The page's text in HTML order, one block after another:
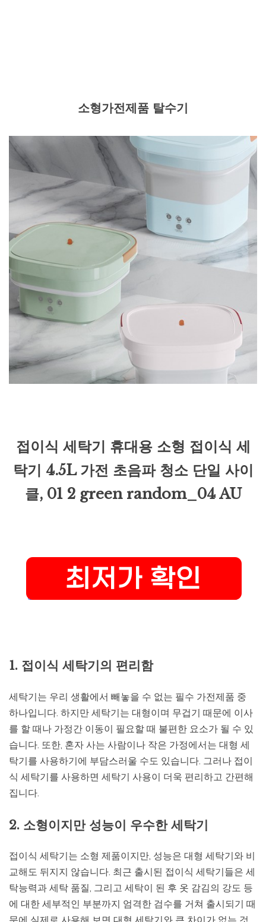
소형가전제품 탈수기
접이식 세탁기 휴대용 소형 접이식 세
탁기 4.5L 가전 초음파 청소 단일 사이
클, 01 2 green random_04 AU
1. 접이식 세탁기의 편리함
세탁기는 우리 생활에서 빼놓을 수 없는 필수 가전제품 중
하나입니다. 하지만 세탁기는 대형이며 무겁기 때문에 이사
를 할 때나 가정간 이동이 필요할 때 불편한 요소가 될 수 있
습니다. 또한, 혼자 사는 사람이나 작은 가정에서는 대형 세
탁기를 사용하기에 부담스러울 수도 있습니다. 그러나 접이
식 세탁기를 사용하면 세탁기 사용이 더욱 편리하고 간편해
집니다.
2. 소형이지만 성능이 우수한 세탁기
접이식 세탁기는 소형 제품이지만, 성능은 대형 세탁기와 비
교해도 뒤지지 않습니다. 최근 출시된 접이식 세탁기들은 세
탁능력과 세탁 품질, 그리고 세탁이 된 후 옷 감김의 강도 등
에 대한 세부적인 부분까지 엄격한 검수를 거쳐 출시되기 때